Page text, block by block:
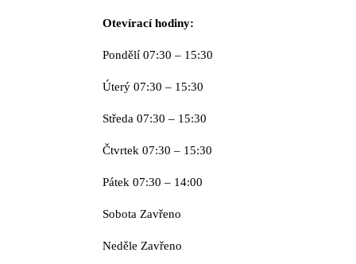
Otevírací hodiny:
Pondělí 07:30 – 15:30
Úterý 07:30 – 15:30
Středa 07:30 – 15:30
Čtvrtek 07:30 – 15:30
Pátek 07:30 – 14:00
Sobota Zavřeno
Neděle Zavřeno